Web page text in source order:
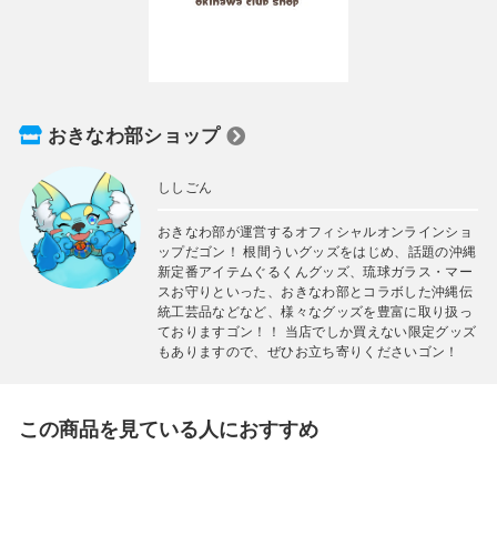
おきなわ部ショップ
ししごん
おきなわ部が運営するオフィシャルオンラインショ
ップだゴン！ 根間ういグッズをはじめ、話題の沖縄
新定番アイテムぐるくんグッズ、琉球ガラス・マー
スお守りといった、おきなわ部とコラボした沖縄伝
統工芸品などなど、様々なグッズを豊富に取り扱っ
ておりますゴン！！ 当店でしか買えない限定グッズ
もありますので、ぜひお立ち寄りくださいゴン！
この商品を見ている人におすすめ